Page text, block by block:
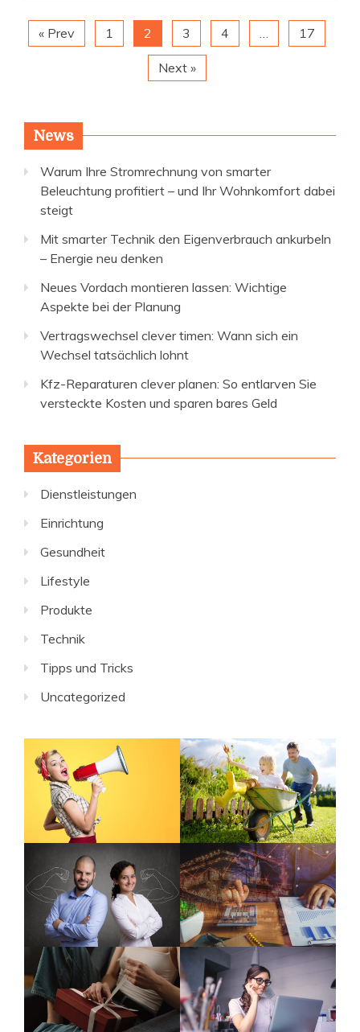
« Prev 1 2 3 4 … 17
Next »
News
Warum Ihre Stromrechnung von smarter
Beleuchtung profitiert – und Ihr Wohnkomfort dabei
steigt
Mit smarter Technik den Eigenverbrauch ankurbeln
– Energie neu denken
Neues Vordach montieren lassen: Wichtige
Aspekte bei der Planung
Vertragswechsel clever timen: Wann sich ein
Wechsel tatsächlich lohnt
Kfz-Reparaturen clever planen: So entlarven Sie
versteckte Kosten und sparen bares Geld
Kategorien
Dienstleistungen
Einrichtung
Gesundheit
Lifestyle
Produkte
Technik
Tipps und Tricks
Uncategorized